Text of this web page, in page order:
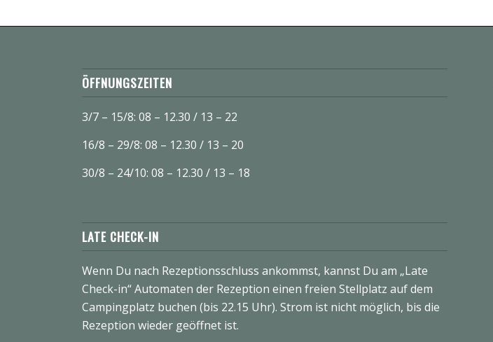
ÖFFNUNGSZEITEN
3/7 – 15/8: 08 – 12.30 / 13 – 22
16/8 – 29/8: 08 – 12.30 / 13 – 20
30/8 – 24/10: 08 – 12.30 / 13 – 18
LATE CHECK-IN
Wenn Du nach Rezeptionsschluss ankommst, kannst Du am „Late
Check-in“ Automaten der Rezeption einen freien Stellplatz auf dem
Campingplatz buchen (bis 22.15 Uhr). Strom ist nicht möglich, bis die
Rezeption wieder geöffnet ist.